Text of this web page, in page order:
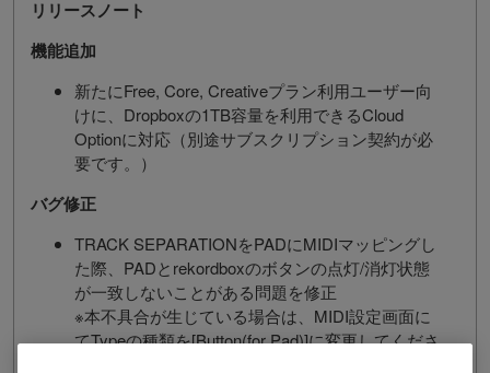
リリースノート
機能追加
新たにFree, Core, Creativeプラン利用ユーザー向
けに、Dropboxの1TB容量を利用できるCloud
Optionに対応（別途サブスクリプション契約が必
要です。）
バグ修正
TRACK SEPARATIONをPADにMIDIマッピングし
た際、PADとrekordboxのボタンの点灯/消灯状態
が一致しないことがある問題を修正
※本不具合が生じている場合は、MIDI設定画面に
てTypeの種類を[Button(for Pad)]に変更してくださ